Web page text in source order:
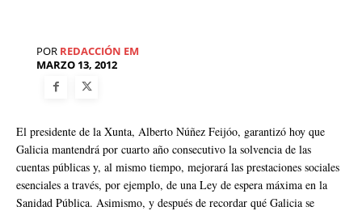
POR REDACCIÓN EM
MARZO 13, 2012
El presidente de la Xunta, Alberto Núñez Feijóo, garantizó hoy que
Galicia mantendrá por cuarto año consecutivo la solvencia de las
cuentas públicas y, al mismo tiempo, mejorará las prestaciones sociales
esenciales a través, por ejemplo, de una Ley de espera máxima en la
Sanidad Pública. Asimismo, y después de recordar qué Galicia se